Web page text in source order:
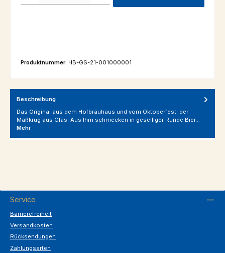
Produktnummer: HB-GS-21-001000001
Beschreibung
Das Original aus dem Hofbräuhaus und vom Oktoberfest: der
Maßkrug aus Glas. Aus Ihm schmecken in geselliger Runde Bier…
Mehr
Service
Barrierefreiheit
Versandkosten
Rücksendungen
Zahlungsarten